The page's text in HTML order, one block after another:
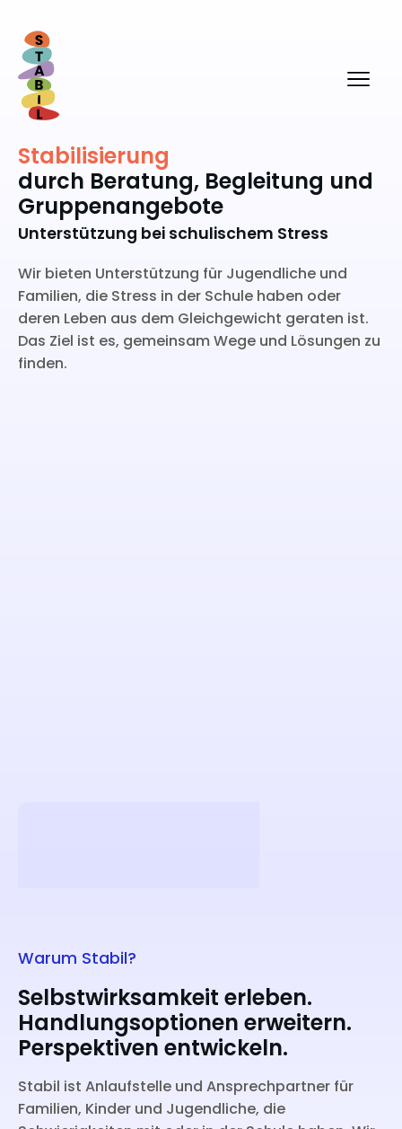
Stabilisierung
durch Beratung, Begleitung und
Gruppenangebote
Unterstützung bei schulischem Stress
Wir bieten Unterstützung für Jugendliche und
Familien, die Stress in der Schule haben oder
deren Leben aus dem Gleichgewicht geraten ist.
Das Ziel ist es, gemeinsam Wege und Lösungen zu
finden.
Warum Stabil?
Selbstwirksamkeit erleben.
Handlungsoptionen erweitern.
Perspektiven entwickeln.
Stabil ist Anlaufstelle und Ansprechpartner für
Familien, Kinder und Jugendliche, die